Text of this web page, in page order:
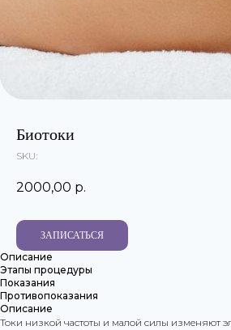
Биотоки
SKU:
2000,00 р.
ЗАПИСАТЬСЯ
Описание
Этапы процедуры
Показания
Противопоказания
Описание
Токи низкой частоты и малой силы изменяют